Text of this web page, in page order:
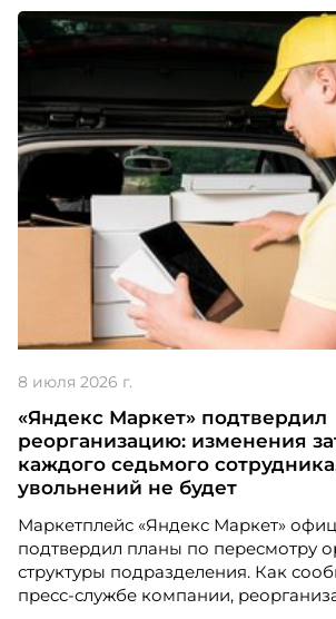
Как Neon HRM поддержала
«Школы Мастеров» в группе
«Нацпроектстрой»
Проект "как Neon
HRM поддержала
«Школы Мастеров» в группе
«Нацпроектстрой» участвует в
Digital Solution
8 июля 2026 г.
«Яндекс Маркет» подтвердил
реорганизацию: изменения
каждого седьмого
увольнений не будет
Маркетплейс «Яндекс Маркет»
подтвердил планы по пересмотру
структуры подразделения. Как
пресс-службе компании,